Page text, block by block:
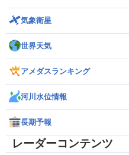
気象衛星
世界天気
アメダスランキング
河川水位情報
長期予報
レーダーコンテンツ